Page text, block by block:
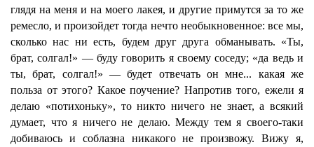
глядя на меня и на моего лакея, и другие примутся за то же
ремесло, и произойдет тогда нечто необыкновенное: все мы,
сколько нас ни есть, будем друг друга обманывать. «Ты,
брат, солгал!» — буду говорить я своему соседу; «да ведь и
ты, брат, солгал!» — будет отвечать он мне... какая же
польза от этого? Какое поучение? Напротив того, ежели я
делаю «потихоньку», то никто ничего не знает, а всякий
думает, что я ничего не делаю. Между тем я своего-таки
добиваюсь и соблазна никакого не произвожу. Вижу я,